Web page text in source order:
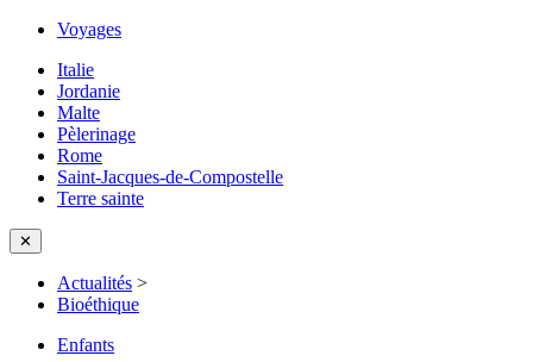
Voyages
Italie
Jordanie
Malte
Pèlerinage
Rome
Saint-Jacques-de-Compostelle
Terre sainte
✕
Actualités >
Bioéthique
Enfants